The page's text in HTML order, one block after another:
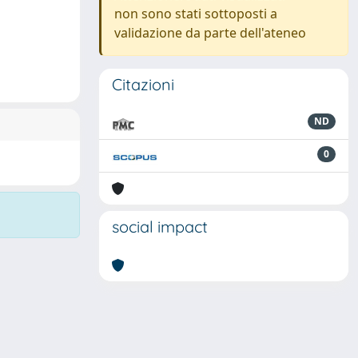
non sono stati sottoposti a
validazione da parte dell'ateneo
Citazioni
ND
0
social impact